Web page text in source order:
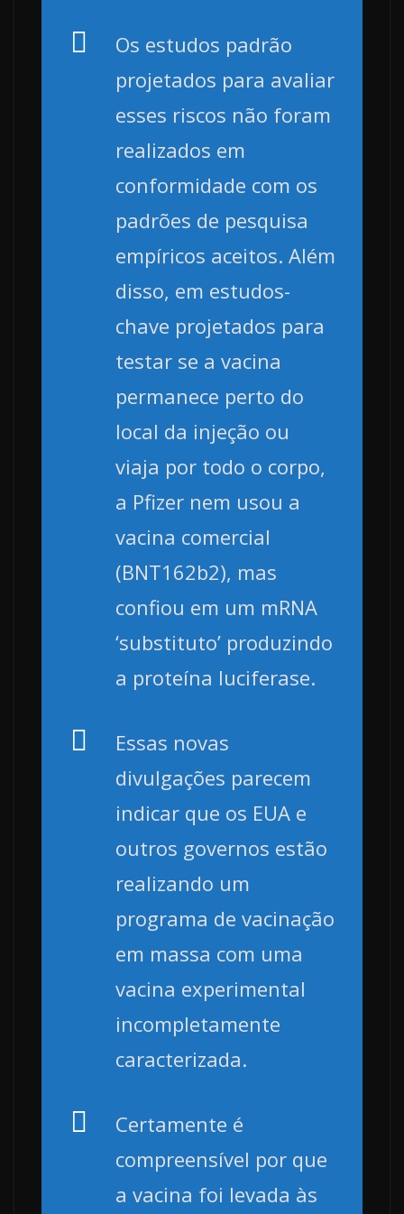
Os estudos padrão
projetados para avaliar
esses riscos não foram
realizados em
conformidade com os
padrões de pesquisa
empíricos aceitos. Além
disso, em estudos-
chave projetados para
testar se a vacina
permanece perto do
local da injeção ou
viaja por todo o corpo,
a Pfizer nem usou a
vacina comercial
(BNT162b2), mas
confiou em um mRNA
‘substituto’ produzindo
a proteína luciferase.
Essas novas
divulgações parecem
indicar que os EUA e
outros governos estão
realizando um
programa de vacinação
em massa com uma
vacina experimental
incompletamente
caracterizada.
Certamente é
compreensível por que
a vacina foi levada às